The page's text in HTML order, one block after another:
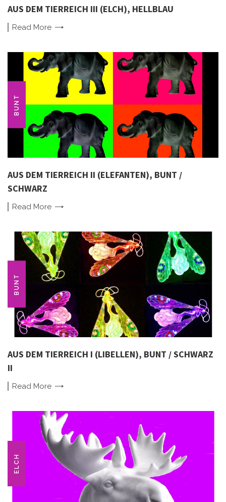
AUS DEM TIERREICH III (ELCH), HELLBLAU
Read More
BUNT
AUS DEM TIERREICH II (ELEFANTEN), BUNT /
SCHWARZ
Read More
BUNT
AUS DEM TIERREICH I (LIBELLEN), BUNT / SCHWARZ
II
Read More
ELCH